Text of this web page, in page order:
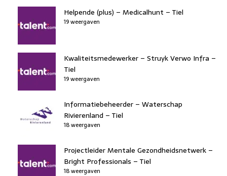
Helpende (plus) – Medicalhunt – Tiel
19 weergaven
Kwaliteitsmedewerker – Struyk Verwo Infra –
Tiel
19 weergaven
Informatiebeheerder – Waterschap
Rivierenland – Tiel
18 weergaven
Projectleider Mentale Gezondheidsnetwerk –
Bright Professionals – Tiel
18 weergaven